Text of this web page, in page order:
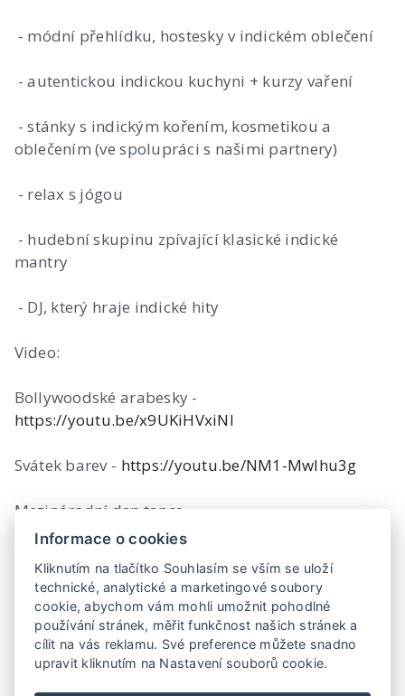
- módní přehlídku, hostesky v indickém oblečení
- autentickou indickou kuchyni + kurzy vaření
- stánky s indickým kořením, kosmetikou a
oblečením (ve spolupráci s našimi partnery)
- relax s jógou
- hudební skupinu zpívající klasické indické
mantry
- DJ, který hraje indické hity
Video:
Bollywoodské arabesky -
https://youtu.be/x9UKiHVxiNI
Svátek barev - https://youtu.be/NM1-Mwlhu3g
Mezinárodní den tance -
https://youtu.be/bsGPbVQzHD4
Levandulové údolí -
https://youtu.be/R7GkNsPaqT4
Informace o cookies
Kliknutím na tlačítko Souhlasím se vším se uloží
technické, analytické a marketingové soubory
cookie, abychom vám mohli umožnit pohodlné
používání stránek, měřit funkčnost našich stránek a
cílit na vás reklamu. Své preference můžete snadno
upravit kliknutím na Nastavení souborů cookie.